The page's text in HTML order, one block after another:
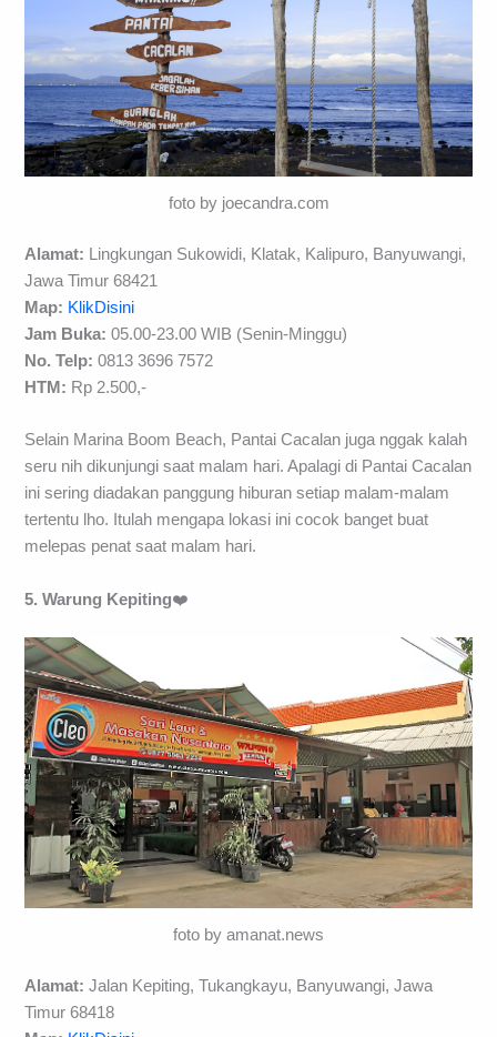
foto by joecandra.com
Alamat: Lingkungan Sukowidi, Klatak, Kalipuro, Banyuwangi,
Jawa Timur 68421
Map: KlikDisini
Jam Buka: 05.00-23.00 WIB (Senin-Minggu)
No. Telp: 0813 3696 7572
HTM: Rp 2.500,-
Selain Marina Boom Beach, Pantai Cacalan juga nggak kalah
seru nih dikunjungi saat malam hari. Apalagi di Pantai Cacalan
ini sering diadakan panggung hiburan setiap malam-malam
tertentu lho. Itulah mengapa lokasi ini cocok banget buat
melepas penat saat malam hari.
5. Warung Kepiting❤️
foto by amanat.news
Alamat: Jalan Kepiting, Tukangkayu, Banyuwangi, Jawa
Timur 68418